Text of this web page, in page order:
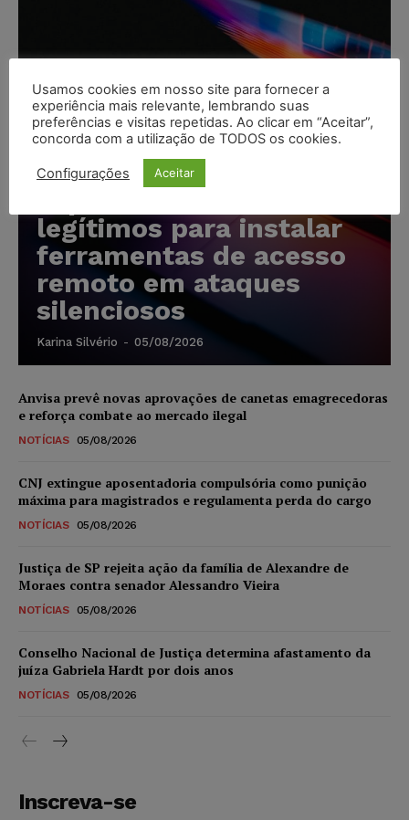
Cibercriminosos
legítimos para instalar
ferramentas de acesso
remoto em ataques
silenciosos
Karina Silvério - 05/08/2026
Anvisa prevê novas aprovações de canetas emagrecedoras
e reforça combate ao mercado ilegal
NOTÍCIAS 05/08/2026
CNJ extingue aposentadoria compulsória como punição
máxima para magistrados e regulamenta perda do cargo
NOTÍCIAS 05/08/2026
Justiça de SP rejeita ação da família de Alexandre de
Moraes contra senador Alessandro Vieira
NOTÍCIAS 05/08/2026
Conselho Nacional de Justiça determina afastamento da
juíza Gabriela Hardt por dois anos
NOTÍCIAS 05/08/2026
Inscreva-se
Usamos cookies em nosso site para fornecer a
experiência mais relevante, lembrando suas
preferências e visitas repetidas. Ao clicar em “Aceitar”,
concorda com a utilização de TODOS os cookies.
Configurações Aceitar